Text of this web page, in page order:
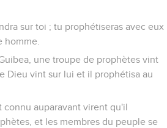
sur toi ; tu prophétiseras avec eux
homme.
une troupe de prophètes vint
Dieu vint sur lui et il prophétisa au
auparavant virent qu'il
et les membres du peuple se